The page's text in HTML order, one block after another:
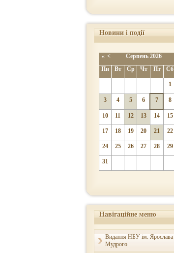
Новини і події
« < Серпень2026
Пн
Вт Ср Чт Пт Сб
1
3 4 5 6 7 8
10 11 12 13 14 15
17 18 19 20 21 22
24 25 26 27 28 29
31
Навігаційне меню
Видання НБУ ім. Ярослава
Мудрого